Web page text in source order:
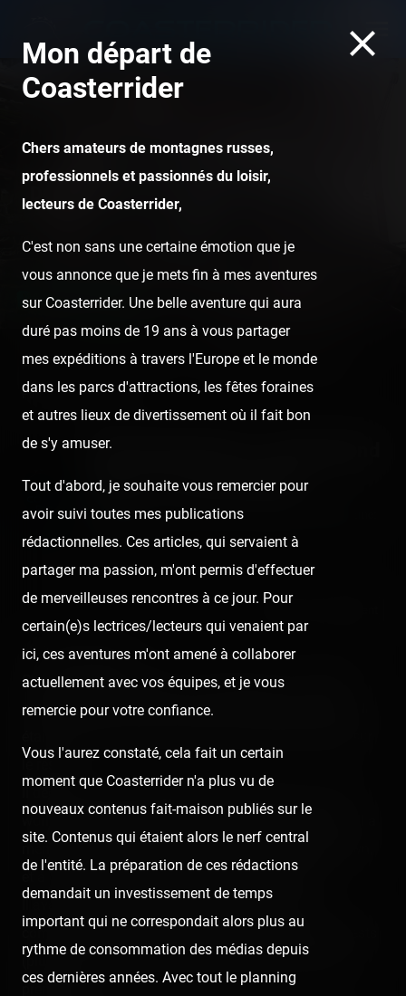
Disneyland Paris -
Disneyland Park — 27 mars
Home Posts Reports Disneyland Paris - Disneyland
Park — 27 mars 2005
Disneyland Paris - Disneyland
Park — 27 mars 2005
Published21 years agoby Coasterrider | Reading time:
≈ 5 minutes
<!-- TR summary -->
C'était une première pour mon petit cousin : c'était la
première fois qu'il allait au pays magique de Disney ! Il
Il découvrait les magnifiques poupées de "It's a small
world", était effrayé par les pirates des Caraïbes, etc. Il a
même pu voir le train de la mine depuis le Molly Brown,
et à observé le temple du péril à Adventureland !
Il avait l'air de s'y intéressé et, tandis que moi, je
comtemplais mon Space Mountain, qui faisait ses tests
(plus qu'une semaine ce jour avant le jour de l'avant-
Mon départ de
Coasterrider
Chers amateurs de montagnes russes,
professionnels et passionnés du loisir,
lecteurs de Coasterrider,
C'est non sans une certaine émotion que je
vous annonce que je mets fin à mes aventures
sur Coasterrider. Une belle aventure qui aura
duré pas moins de 19 ans à vous partager
mes expéditions à travers l'Europe et le monde
dans les parcs d'attractions, les fêtes foraines
et autres lieux de divertissement où il fait bon
de s'y amuser.
Tout d'abord, je souhaite vous remercier pour
avoir suivi toutes mes publications
rédactionnelles. Ces articles, qui servaient à
partager ma passion, m'ont permis d'effectuer
de merveilleuses rencontres à ce jour. Pour
certain(e)s lectrices/lecteurs qui venaient par
ici, ces aventures m'ont amené à collaborer
actuellement avec vos équipes, et je vous
remercie pour votre confiance.
Vous l'aurez constaté, cela fait un certain
moment que Coasterrider n'a plus vu de
nouveaux contenus fait-maison publiés sur le
site. Contenus qui étaient alors le nerf central
de l'entité. La préparation de ces rédactions
demandait un investissement de temps
important qui ne correspondait alors plus au
rythme de consommation des médias depuis
ces dernières années. Avec tout le planning